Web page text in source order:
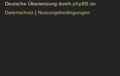
Deutsche Übersetzung durch phpBB.de
Datenschutz | Nutzungsbedingungen